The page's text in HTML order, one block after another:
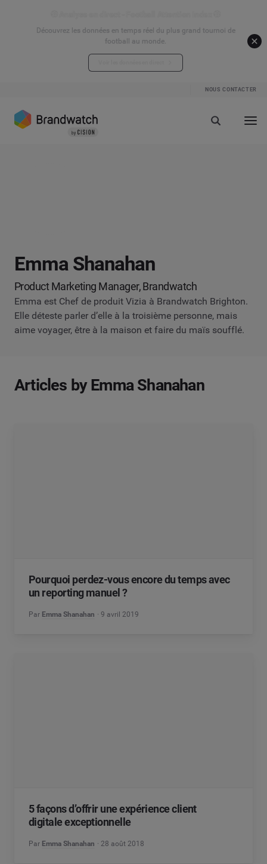
Découvrez les données en temps réel du plus grand tournoi de
football au monde.
NOUS CONTACTER
Emma Shanahan
Product Marketing Manager, Brandwatch
Emma est Chef de produit Vizia à Brandwatch Brighton.
Elle déteste parler d’elle à la troisième personne, mais
aime voyager, être à la maison et faire du maïs soufflé.
Articles by Emma Shanahan
Pourquoi perdez-vous encore du temps avec
un reporting manuel ?
Par Emma Shanahan 9 avril 2019
5 façons d’offrir une expérience client
digitale exceptionnelle
Par Emma Shanahan 28 août 2018